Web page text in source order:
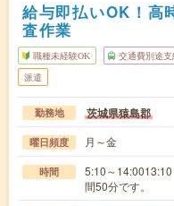
給与即払いOK！高
査作業
職種未経験OK 交通費別途支
派遣
勤務地 茨城県猿島郡
曜日頻度 月～金
時間
5:10～
間50分です。